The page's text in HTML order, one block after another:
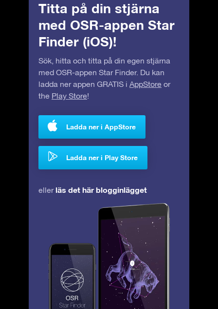
Titta på din stjärna
med OSR-appen Star
Finder (iOS)!
Sök, hitta och titta på din egen stjärna
med OSR-appen Star Finder. Du kan
ladda ner appen GRATIS i AppStore or
the Play Store!
Ladda ner i AppStore
Ladda ner i Play Store
eller läs det här blogginlägget